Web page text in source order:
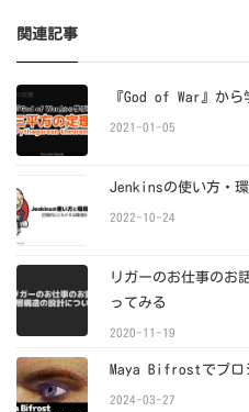
関連記事
『God of War』か
2021-01-05
Jenkinsの使い方・
2022-10-24
リガーのお仕事のお
ってみる
2020-11-19
Maya Bifrostでプロ
2024-03-27